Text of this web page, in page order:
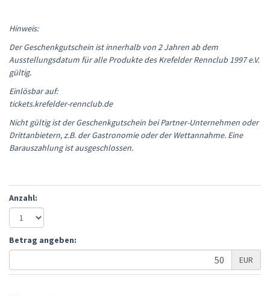
Hinweis:
Der Geschenkgutschein ist innerhalb von 2 Jahren ab dem
Ausstellungsdatum für alle Produkte des Krefelder Rennclub 1997 e.V.
gültig.
Einlösbar auf:
tickets.krefelder-rennclub.de
Nicht gültig ist der Geschenkgutschein bei Partner-Unternehmen oder
Drittanbietern, z.B. der Gastronomie oder der Wettannahme. Eine
Barauszahlung ist ausgeschlossen.
Anzahl:
Betrag angeben:
EUR